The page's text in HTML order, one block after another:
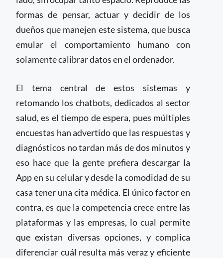
formas de pensar, actuar y decidir de los
dueños que manejen este sistema, que busca
emular el comportamiento humano con
solamente calibrar datos en el ordenador.
El tema central de estos sistemas y
retomando los chatbots, dedicados al sector
salud, es el tiempo de espera, pues múltiples
encuestas han advertido que las respuestas y
diagnósticos no tardan más de dos minutos y
eso hace que la gente prefiera descargar la
App en su celular y desde la comodidad de su
casa tener una cita médica. El único factor en
contra, es que la competencia crece entre las
plataformas y las empresas, lo cual permite
que existan diversas opciones, y complica
diferenciar cuál resulta más veraz y eficiente